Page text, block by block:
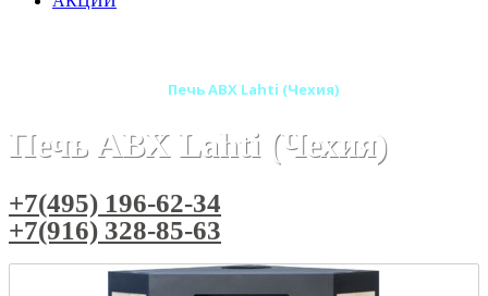
Печь ABX Lahti (Чехия)
Печь ABX Lahti (Чехия)
+7(495) 196-62-34
+7(916) 328-85-63